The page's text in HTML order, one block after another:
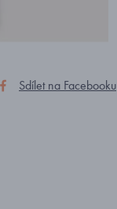
Sdílet na Facebooku